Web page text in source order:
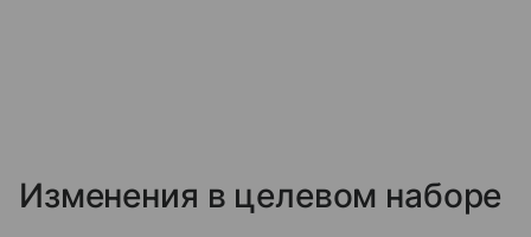
Изменения в целевом наборе